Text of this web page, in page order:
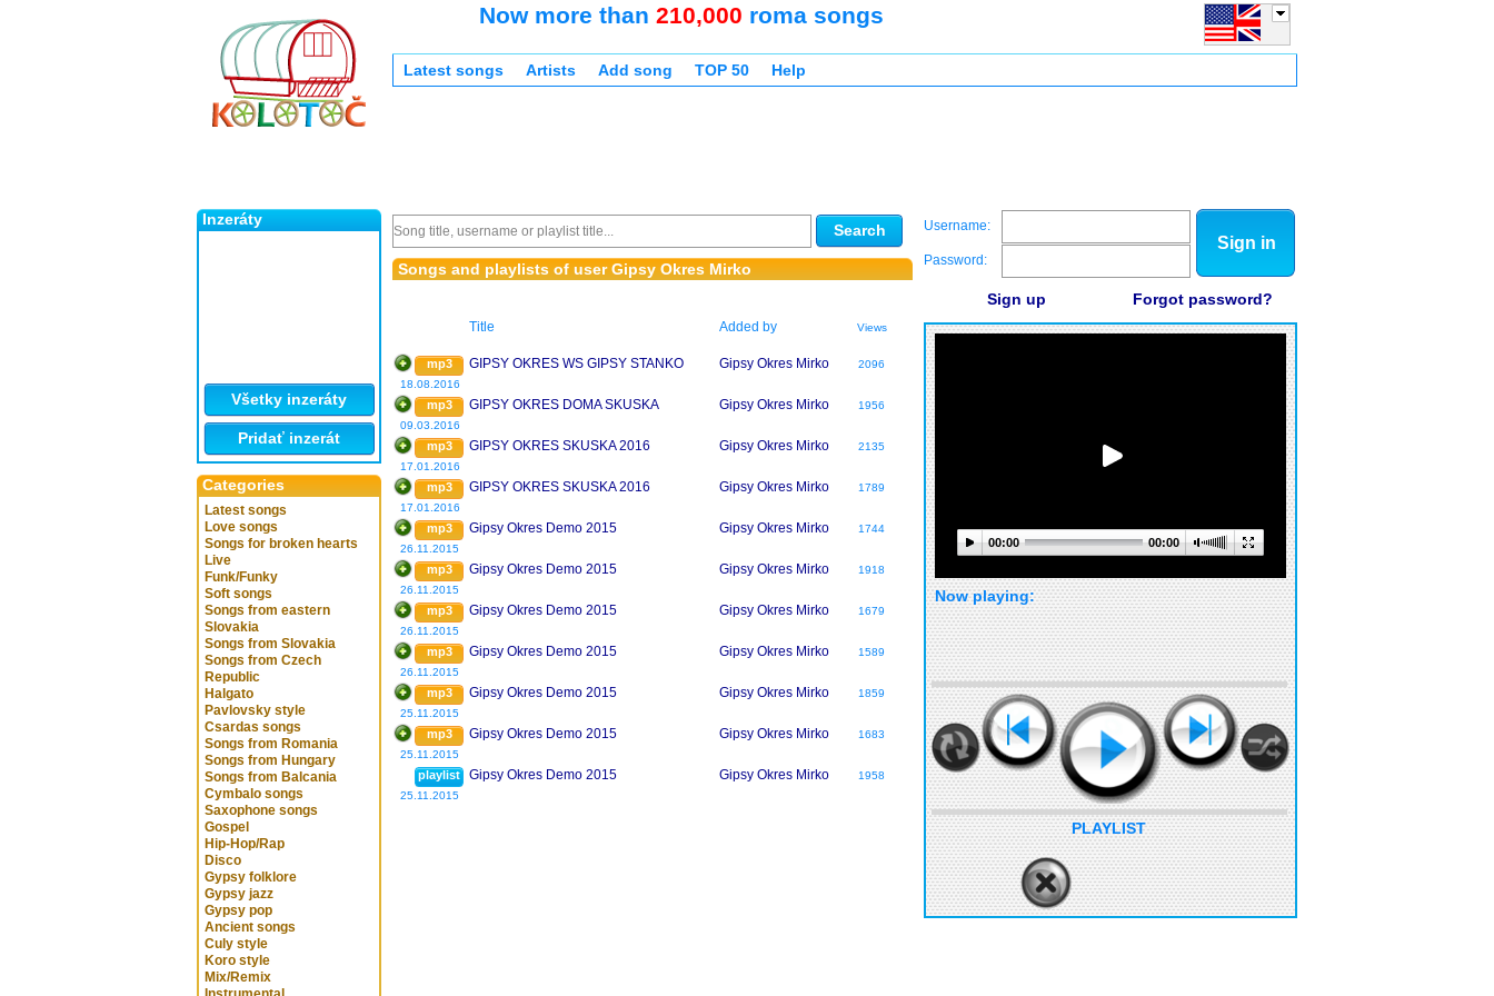
Inzeráty
Všetky inzeráty
Pridať inzerát
Categories
Latest songs
Love songs
Songs for broken hearts
Live
Funk/Funky
Soft songs
Songs from eastern
Slovakia
Songs from Slovakia
Songs from Czech
Republic
Halgato
Pavlovsky style
Csardas songs
Songs from Romania
Songs from Hungary
Songs from Balcania
Cymbalo songs
Saxophone songs
Gospel
Hip-Hop/Rap
Disco
Gypsy folklore
Gypsy jazz
Gypsy pop
Ancient songs
Culy style
Koro style
Mix/Remix
Now more than 210,000 roma songs
Latest songs Artists Add song TOP 50 Help
Search
Songs and playlists of user Gipsy Okres Mirko
Title Added by Views
mp3
18.08.2016
GIPSY OKRES WS GIPSY STANKO Gipsy Okres Mirko 2096
mp3
09.03.2016
GIPSY OKRES DOMA SKUSKA Gipsy Okres Mirko 1956
mp3
17.01.2016
GIPSY OKRES SKUSKA 2016 Gipsy Okres Mirko 2135
mp3
17.01.2016
GIPSY OKRES SKUSKA 2016 Gipsy Okres Mirko 1789
mp3
26.11.2015
Gipsy Okres Demo 2015 Gipsy Okres Mirko 1744
mp3
26.11.2015
Gipsy Okres Demo 2015 Gipsy Okres Mirko 1918
mp3
26.11.2015
Gipsy Okres Demo 2015 Gipsy Okres Mirko 1679
mp3
26.11.2015
Gipsy Okres Demo 2015 Gipsy Okres Mirko 1589
mp3
25.11.2015
Gipsy Okres Demo 2015 Gipsy Okres Mirko 1859
mp3
25.11.2015
Gipsy Okres Demo 2015 Gipsy Okres Mirko 1683
playlist
25.11.2015
Gipsy Okres Demo 2015 Gipsy Okres Mirko 1958
Username:
Password:
Sign in
Sign up Forgot password?
00:00 00:00
Now playing:
PLAYLIST